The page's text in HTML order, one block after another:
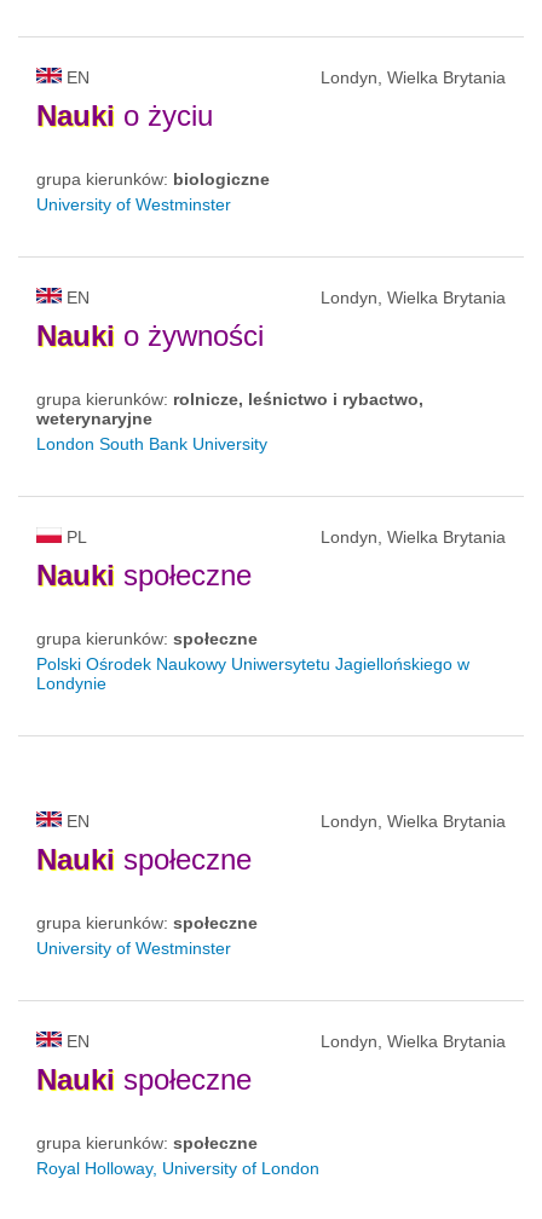
EN Londyn, Wielka Brytania
Nauki o życiu
grupa kierunków: biologiczne
University of Westminster
EN Londyn, Wielka Brytania
Nauki o żywności
grupa kierunków: rolnicze, leśnictwo i rybactwo,
weterynaryjne
London South Bank University
PL Londyn, Wielka Brytania
Nauki społeczne
grupa kierunków: społeczne
Polski Ośrodek Naukowy Uniwersytetu Jagiellońskiego w
Londynie
EN Londyn, Wielka Brytania
Nauki społeczne
grupa kierunków: społeczne
University of Westminster
EN Londyn, Wielka Brytania
Nauki społeczne
grupa kierunków: społeczne
Royal Holloway, University of London